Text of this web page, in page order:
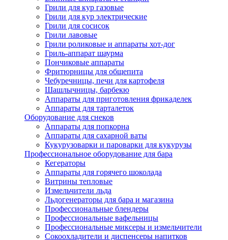
Грили для кур газовые
Грили для кур электрические
Грили для сосисок
Грили лавовые
Грили роликовые и аппараты хот-дог
Гриль-аппарат шаурма
Пончиковые аппараты
Фритюрницы для общепита
Чебуречницы, печи для картофеля
Шашлычницы, барбекю
Аппараты для приготовления фрикаделек
Аппараты для тарталеток
Оборудование для снеков
Аппараты для попкорна
Аппараты для сахарной ваты
Кукурузоварки и пароварки для кукурузы
Профессиональное оборудование для бара
Кегераторы
Аппараты для горячего шоколада
Витрины тепловые
Измельчители льда
Льдогенераторы для бара и магазина
Профессиональные блендеры
Профессиональные вафельницы
Профессиональные миксеры и измельчители
Сокоохладители и диспенсеры напитков